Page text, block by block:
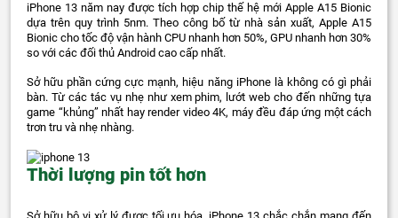
iPhone 13 năm nay được tích hợp chip thế hệ mới Apple A15 Bionic
dựa trên quy trình 5nm. Theo công bố từ nhà sản xuất, Apple A15
Bionic cho tốc độ vận hành CPU nhanh hơn 50%, GPU nhanh hơn 30%
so với các đối thủ Android cao cấp nhất.
Sở hữu phần cứng cực mạnh, hiệu năng iPhone là không có gì phải
bàn. Từ các tác vụ nhẹ như xem phim, lướt web cho đến những tựa
game “khủng” nhất hay render video 4K, máy đều đáp ứng một cách
trơn tru và nhẹ nhàng.
Thời lượng pin tốt hơn